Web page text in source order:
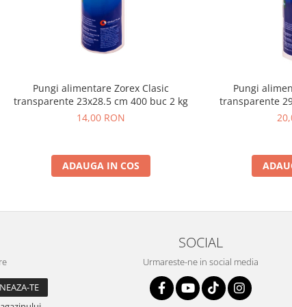
Pungi alimentare Zorex Clasic
transparente 23x28.5 cm 400 buc 2 kg
14,00 RON
ADAUGA IN COS
Pungi
transparente
SOCIAL
Urmareste-ne in social media